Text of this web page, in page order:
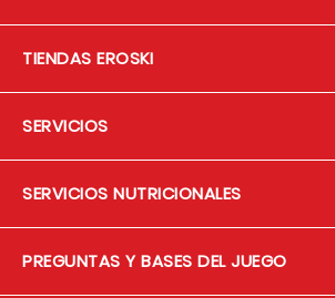
TIENDAS EROSKI
SERVICIOS
SERVICIOS NUTRICIONALES
PREGUNTAS Y BASES DEL JUEGO